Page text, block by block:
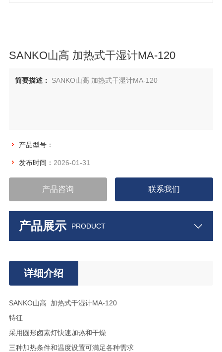
SANKO山高 加热式干湿计MA-120
简要描述： SANKO山高 加热式干湿计MA-120
产品型号：
发布时间： 2026-01-31
产品咨询 联系我们
产品展示 PRODUCT
详细介绍
SANKO山高 加热式干湿计MA-120
特征
采用圆形卤素灯快速加热和干燥
三种加热条件和温度设置可满足各种需求